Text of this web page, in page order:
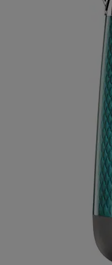
μια πινελιά
ένα σχέδιο που θα